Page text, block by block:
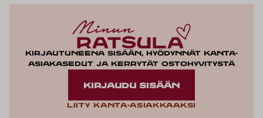
Kirjautuneena sisään, hyödynnät kanta-
asiakasedut ja kerrytät ostohyvitystä
KIRJAUDU SISÄÄN
Liity kanta-asiakkaaksi